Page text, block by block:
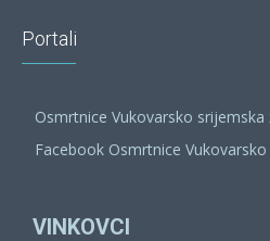
Portali
Osmrtnice Vukovarsko srijemska
Facebook Osmrtnice
VINKOVCI